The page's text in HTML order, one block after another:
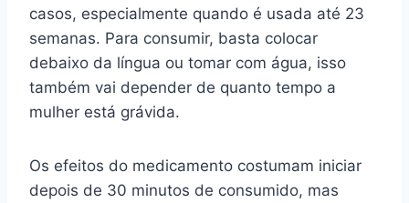
casos, especialmente quando é usada até 23
semanas. Para consumir, basta colocar
debaixo da língua ou tomar com água, isso
também vai depender de quanto tempo a
mulher está grávida.
Os efeitos do medicamento costumam iniciar
depois de 30 minutos de consumido, mas